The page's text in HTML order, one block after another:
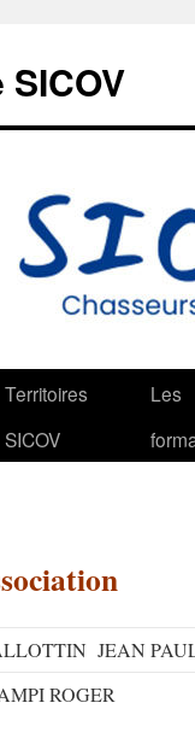
Territoires
SICOV
Les
JEAN
ROGER